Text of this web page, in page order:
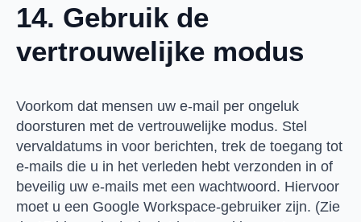
14. Gebruik de
vertrouwelijke modus
Voorkom dat mensen uw e-mail per ongeluk
doorsturen met de vertrouwelijke modus. Stel
vervaldatums in voor berichten, trek de toegang tot
e-mails die u in het verleden hebt verzonden in of
beveilig uw e-mails met een wachtwoord. Hiervoor
moet u een Google Workspace-gebruiker zijn. (Zie